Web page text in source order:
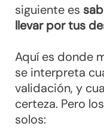
siguiente es
llevar por tus
Aquí es donde
se interpreta
validación, y
certeza. Pero
solos: